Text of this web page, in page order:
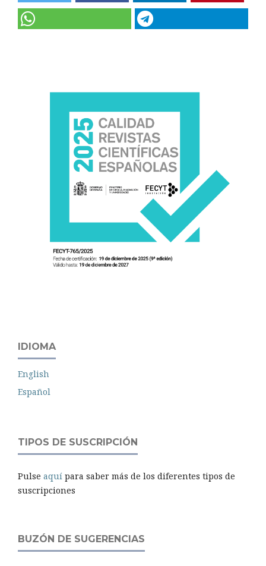
IDIOMA
English
Español
TIPOS DE SUSCRIPCIÓN
Pulse aquí para saber más de los diferentes tipos de
suscripciones
BUZÓN DE SUGERENCIAS